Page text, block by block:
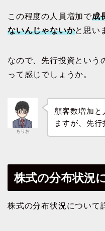
この程度の人員増加で成
ないんじゃないかと思い
なので、先行投資という
って感じでしょうか。
もりお
顧客数増加と
ますが、先
株式の分布状況
株式の分布状況について